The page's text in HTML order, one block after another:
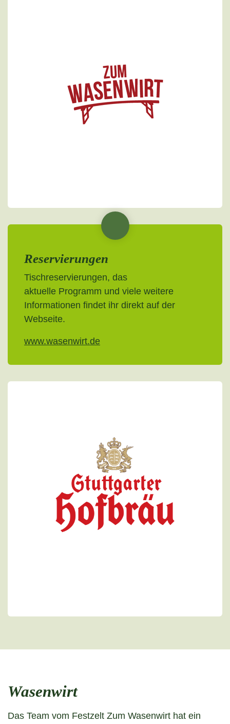
Reservierungen
Tischreservierungen, das
aktuelle Programm und viele weitere
Informationen findet ihr direkt auf der
Webseite.
www.wasenwirt.de
Wasenwirt
Das Team vom Festzelt Zum Wasenwirt hat ein